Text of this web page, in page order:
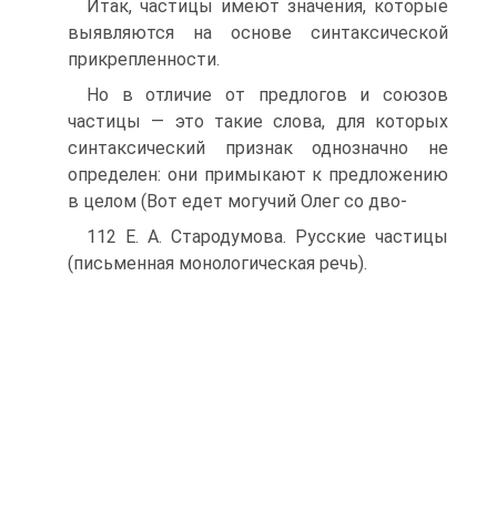
Итак, частицы имеют значения, которые
выявляются на основе синтаксической
прикрепленности.
Но в отличие от предлогов и союзов
частицы — это такие слова, для которых
синтаксический признак однозначно не
определен: они примыкают к предложению
в целом (Вот едет могучий Олег со дво-
112 Е. А. Стародумова. Русские частицы
(письменная монологическая речь).